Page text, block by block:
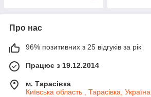
Про нас
96% позитивних з 25 відгуків за рік
Працює з 19.12.2014
м. Тарасівка
Київська область , Тарасівка, Україна